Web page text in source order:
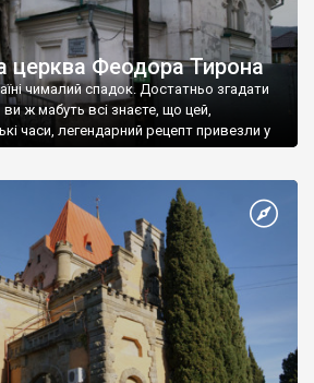
церква Феодора Тирона
чималий спадок. Достатньо згадати
ви ж мабуть всі знаєте, що цей,
часи, легендарний рецепт привезли у